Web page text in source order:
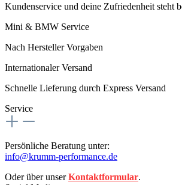
Kundenservice und deine Zufriedenheit steht
Mini & BMW Service
Nach Hersteller Vorgaben
Internationaler Versand
Schnelle Lieferung durch Express Versand
Service
Persönliche Beratung unter:
info@krumm-performance.de
Oder über unserKontaktformular.